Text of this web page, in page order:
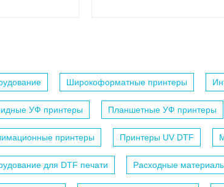
Широкоформатные принтеры
УФ принтеры Планшетные УФ принтеры
принтеры Принтеры UV DTF
для DTF печати Расходные